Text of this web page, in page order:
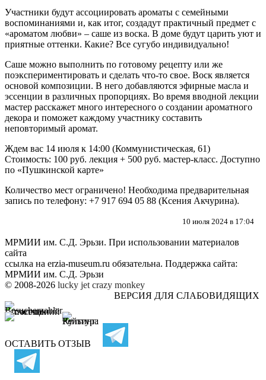
Участники будут ассоциировать ароматы с семейными
воспоминаниями и, как итог, создадут практичный предмет с
«ароматом любви» – саше из воска. В доме будут царить уют и
приятные оттенки. Какие? Все сугубо индивидуально!
Саше можно выполнить по готовому рецепту или же
поэкспериментировать и сделать что-то свое. Воск является
основой композиции. В него добавляются эфирные масла и
эссенции в различных пропорциях. Во время вводной лекции
мастер расскажет много интересного о создании ароматного
декора и поможет каждому участнику составить
неповторимый аромат.
Ждем вас 14 июля к 14:00 (Коммунистическая, 61)
Стоимость: 100 руб. лекция + 500 руб. мастер-класс. Доступно
по «Пушкинской карте»
Количество мест ограничено! Необходима предварительная
запись по телефону: +7 917 694 05 88 (Ксения Акчурина).
10 июля 2024 в 17:04
МРМИИ им. С.Д. Эрьзи. При использовании материалов
сайта
ссылка на erzia-museum.ru обязательна. Поддержка сайта:
МРМИИ им. С.Д. Эрьзи
© 2008-2026 lucky jet crazy monkey
ВЕРСИЯ ДЛЯ СЛАБОВИДЯЩИХ
ОСТАВИТЬ ОТЗЫВ